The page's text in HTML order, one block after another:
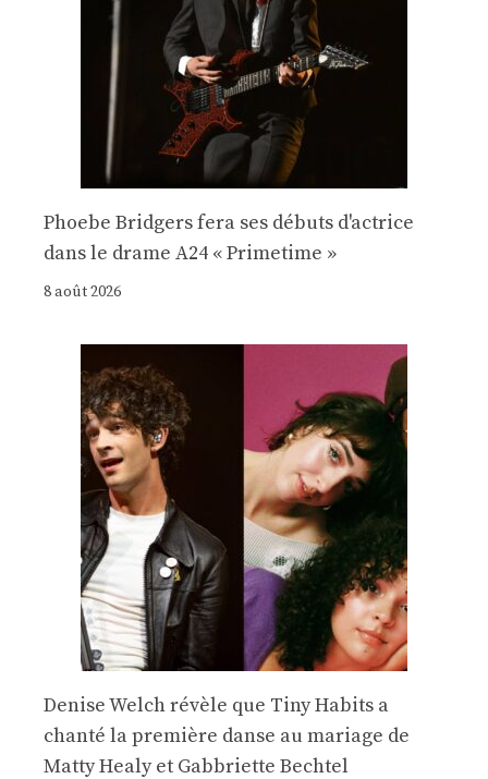
Phoebe Bridgers fera ses débuts d'actrice
dans le drame A24 « Primetime »
8 août 2026
Denise Welch révèle que Tiny Habits a
chanté la première danse au mariage de
Matty Healy et Gabbriette Bechtel